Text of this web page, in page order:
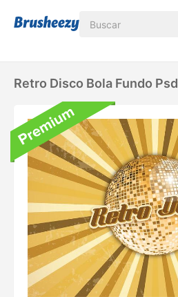
Retro Disco Bola Fundo Psd